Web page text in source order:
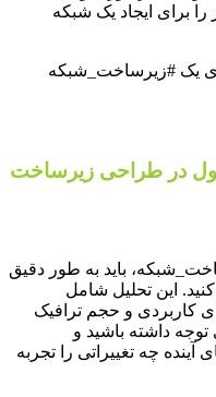
برای ایجاد یک شبکه
یک #زیرساخت_شبکه
در طراحی زیرساخت
باید به طور دقیق
این تحلیل شامل
کاربردی و حجم ترافیک
داشته باشید و
چه تغییراتی را تجربه